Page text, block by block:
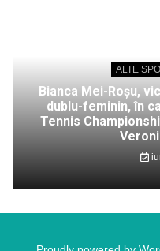
ALTE
Bianca Mei-Roșu,
dublu-feminin, în
Tennis